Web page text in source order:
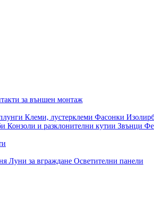
за външен монтаж
Клеми, лустерклеми Фасонки
Конзоли и разклонителни кутии Звънци
Луни за вграждане Осветителни панели